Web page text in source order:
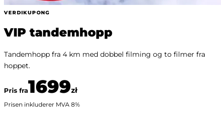
VERDIKUPONG
VIP tandemhopp
Tandemhopp fra 4 km med dobbel filming og to filmer fra
hoppet.
Pris fra1699zł
Prisen inkluderer MVA 8%